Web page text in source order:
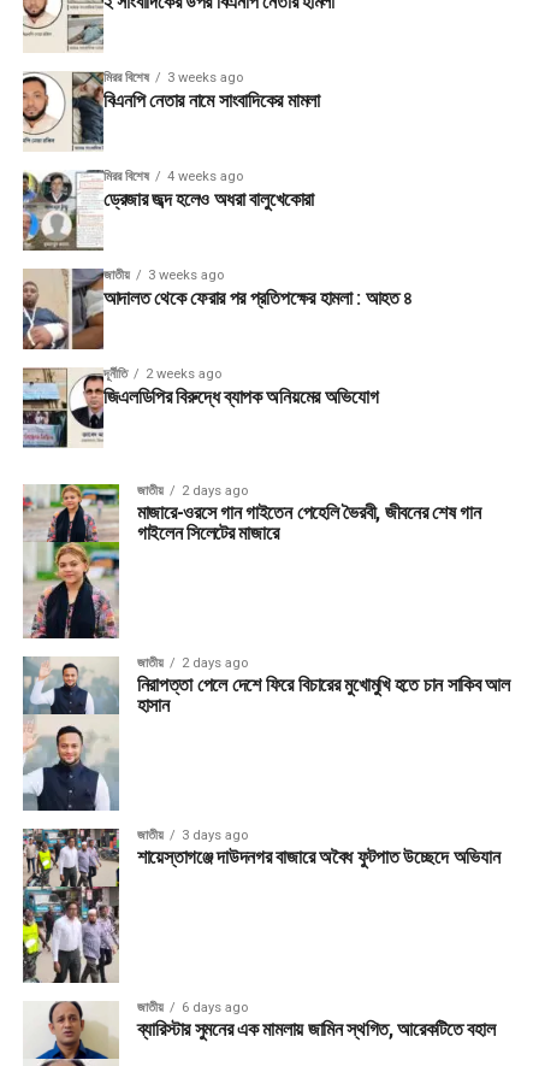
মিরর বিশেষ 3 weeks ago
বিএনপি নেতার নামে সাংবাদিকের মামলা
মিরর বিশেষ 4 weeks ago
ড্রেজার জব্দ হলেও অধরা বালুখেকোরা
জাতীয় 3 weeks ago
আদালত থেকে ফেরার পর প্রতিপক্ষের হামলা : আহত ৪
দূর্নীতি 2 weeks ago
জিএলডিপির বিরুদ্ধে ব্যাপক অনিয়মের অভিযোগ
জাতীয় 2 days ago
মাজারে-ওরসে গান গাইতেন পেহেলি ভৈরবী, জীবনের শেষ গান
গাইলেন সিলেটের মাজারে
জাতীয় 2 days ago
নিরাপত্তা পেলে দেশে ফিরে বিচারের মুখোমুখি হতে চান সাকিব আল
হাসান
জাতীয় 3 days ago
শায়েস্তাগঞ্জে দাউদনগর বাজারে অবৈধ ফুটপাত উচ্ছেদে অভিযান
জাতীয় 6 days ago
ব্যারিস্টার সুমনের এক মামলায় জামিন স্থগিত, আরেকটিতে বহাল